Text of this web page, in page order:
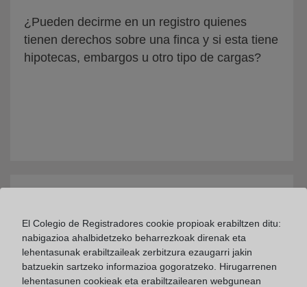
¿Pueden decirme en un registro quienes
tienen derechos sobre una finca y si esta tiene
hipotecas, embargos u otro tipo de cargas?
Mercantil?
El Colegio de Registradores cookie propioak erabiltzen ditu:
nabigazioa ahalbidetzeko beharrezkoak direnak eta
lehentasunak erabiltzaileak zerbitzura ezaugarri jakin
batzuekin sartzeko informazioa gogoratzeko. Hirugarrenen
lehentasunen cookieak eta erabiltzailearen webgunean